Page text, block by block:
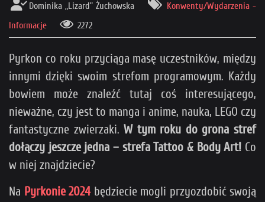
Dominika „Lizard” Żuchowska
Konwenty/Wydarzenia -
Informacje
2272
Pyrkon co roku przyciąga masę uczestników, między
innymi dzięki swoim strefom programowym. Każdy
bowiem może znaleźć tutaj coś interesującego,
nieważne, czy jest to manga i anime, nauka, LEGO czy
fantastyczne zwierzaki.W tym roku do grona stref
dołączy jeszcze jedna – strefa Tattoo & Body Art! Co
w niej znajdziecie?
Na Pyrkonie 2024 będziecie mogli przyozdobić swoją